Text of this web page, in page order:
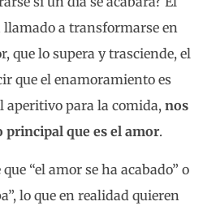
a transformarse en
que lo supera y trasciende, el
que el enamoramiento es
aperitivo para la comida, nos
principal que es el amor.
“el amor se ha acabado” o
lo que en realidad quieren